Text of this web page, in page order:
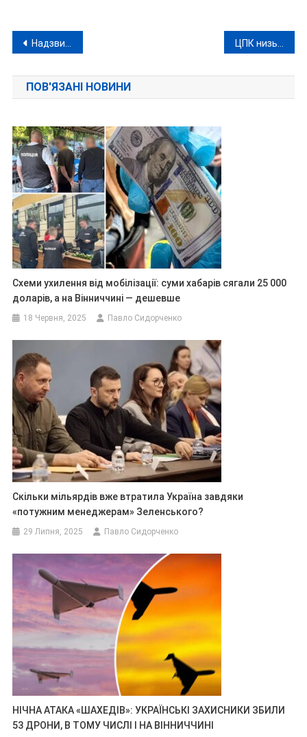
Навігація
записів
Надзвичайники Вінничини опублікували фото масштабної пожежі в Іллінцях, яка нагадує підпал
ПОВ'ЯЗАНІ НОВИНИ
Схеми ухилення від мобілізації: суми хабарів сягали 25 000
доларів, а на Вінниччині — дешевше
18 Червня, 2025 Павло Сидорченко
Скільки мільярдів вже втратила Україна завдяки
«потужним менеджерам» Зеленського?
29 Липня, 2025 Павло Сидорченко
НІЧНА АТАКА «ШАХЕДІВ»: УКРАЇНСЬКІ ЗАХИСНИКИ ЗБИЛИ
53 ДРОНИ, В ТОМУ ЧИСЛІ І НА ВІННИЧЧИНІ